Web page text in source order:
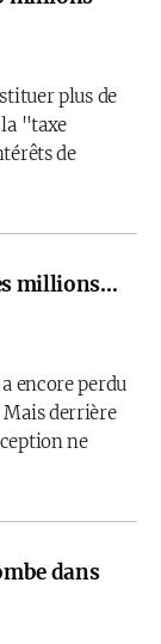
plus de
la "taxe
de
millions…
encore perdu
Mais derrière
ne
dans